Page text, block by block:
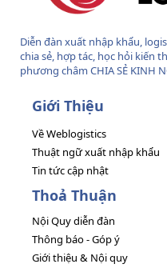
Diễn đàn xuất nhập khẩu,
chia sẻ, hợp tác, học hỏi kiến
phương châm CHIA SẺ KINH
Giới Thiệu
Về Weblogistics
Thuật ngữ xuất nhập khẩu
Tin tức cập nhật
Thoả Thuận
Nội Quy diễn đàn
Thông báo - Góp ý
Giới thiệu & Nội quy